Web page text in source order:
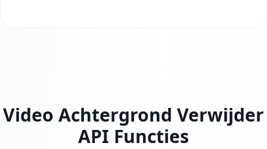
Video Achtergrond Verwijder
API Functies